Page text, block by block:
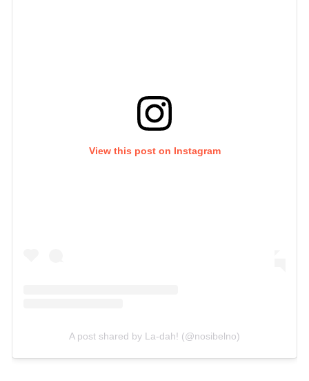
View this post on Instagram
A post shared by La-dah! (@nosibelno)